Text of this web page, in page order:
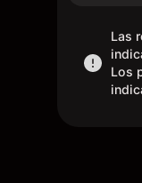
Las
Los